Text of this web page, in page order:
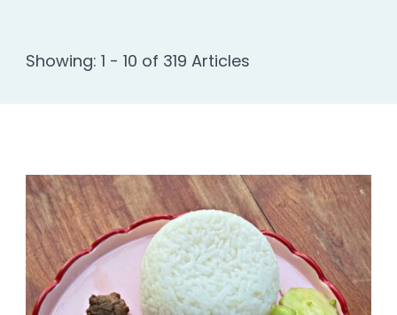
Showing: 1 - 10 of 319 Articles